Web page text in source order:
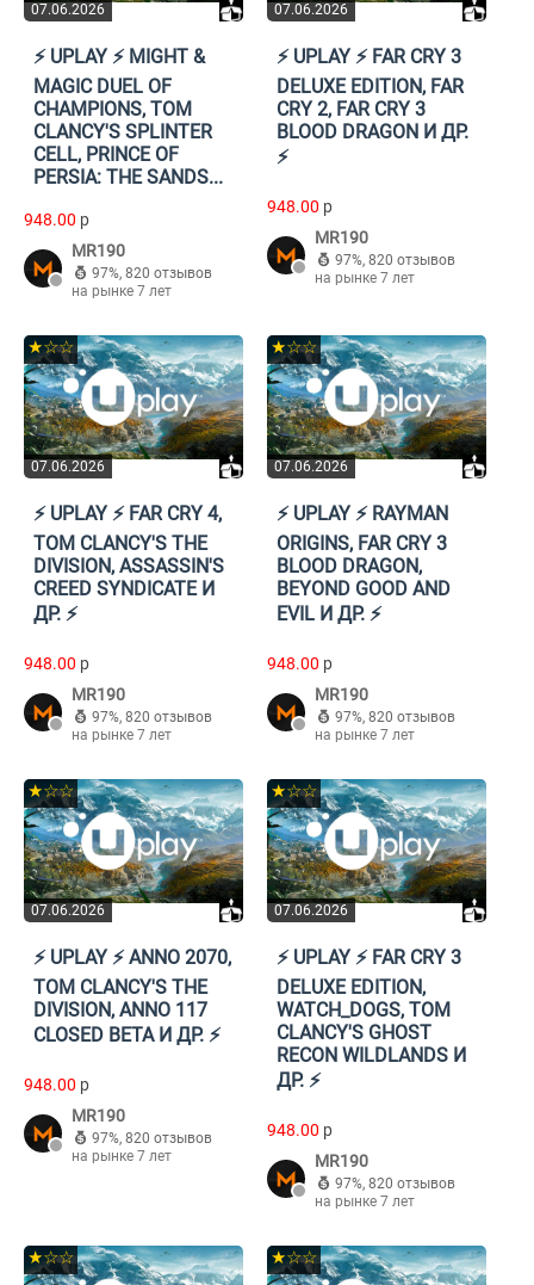
07.06.2026
⚡️ UPLAY ⚡️ MIGHT &
MAGIC DUEL OF
CHAMPIONS, TOM
CLANCY'S SPLINTER
CELL, PRINCE OF
PERSIA: THE SANDS...
948.00 p
MR190
97%, 820 отзывов
на рынке 7 лет
07.06.2026
⚡️ UPLAY ⚡️ FAR CRY 3
DELUXE EDITION, FAR
CRY 2, FAR CRY 3
BLOOD DRAGON И ДР.
⚡️
948.00 p
MR190
97%, 820 отзывов
на рынке 7 лет
07.06.2026
★☆☆
⚡️ UPLAY ⚡️ FAR CRY 4,
TOM CLANCY'S THE
DIVISION, ASSASSIN'S
CREED SYNDICATE И
ДР. ⚡️
948.00 p
MR190
97%, 820 отзывов
на рынке 7 лет
07.06.2026
★☆☆
⚡️ UPLAY ⚡️ RAYMAN
ORIGINS, FAR CRY 3
BLOOD DRAGON,
BEYOND GOOD AND
EVIL И ДР. ⚡️
948.00 p
MR190
97%, 820 отзывов
на рынке 7 лет
07.06.2026
★☆☆
⚡️ UPLAY ⚡️ ANNO 2070,
TOM CLANCY'S THE
DIVISION, ANNO 117
CLOSED BETA И ДР. ⚡️
948.00 p
MR190
97%, 820 отзывов
на рынке 7 лет
07.06.2026
★☆☆
⚡️ UPLAY ⚡️ FAR CRY 3
DELUXE EDITION,
WATCH_DOGS, TOM
CLANCY'S GHOST
RECON WILDLANDS И
ДР. ⚡️
948.00 p
MR190
97%, 820 отзывов
на рынке 7 лет
★☆☆ ★☆☆